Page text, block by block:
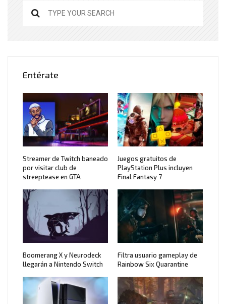
Entérate
Streamer de Twitch baneado
por visitar club de
streeptease en GTA
Juegos gratuitos de
PlayStation Plus incluyen
Final Fantasy 7
Boomerang X y Neurodeck
llegarán a Nintendo Switch
Filtra usuario gameplay de
Rainbow Six Quarantine